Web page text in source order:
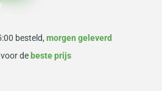
besteld, morgen geleverd
de beste prijs